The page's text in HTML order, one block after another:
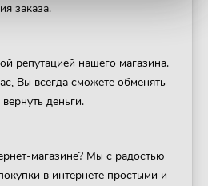
заказа.
репутацией нашего магазина.
Вы всегда сможете обменять
деньги.
магазине? Мы с радостью
в интернете простыми и